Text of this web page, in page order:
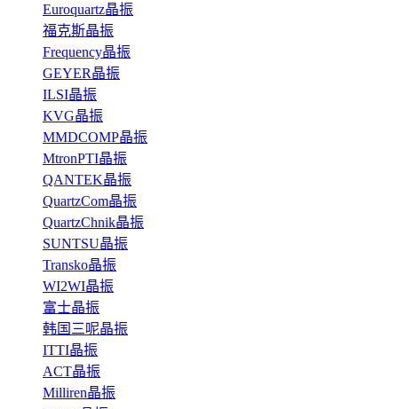
Euroquartz晶振
福克斯晶振
Frequency晶振
GEYER晶振
ILSI晶振
KVG晶振
MMDCOMP晶振
MtronPTI晶振
QANTEK晶振
QuartzCom晶振
QuartzChnik晶振
SUNTSU晶振
Transko晶振
WI2WI晶振
富士晶振
韩国三呢晶振
ITTI晶振
ACT晶振
Milliren晶振